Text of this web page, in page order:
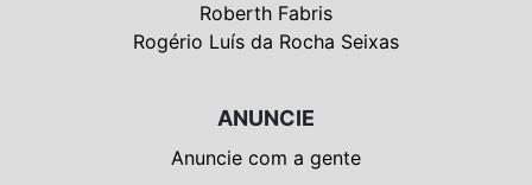
Roberth Fabris
Rogério Luís da Rocha Seixas
ANUNCIE
Anuncie com a gente